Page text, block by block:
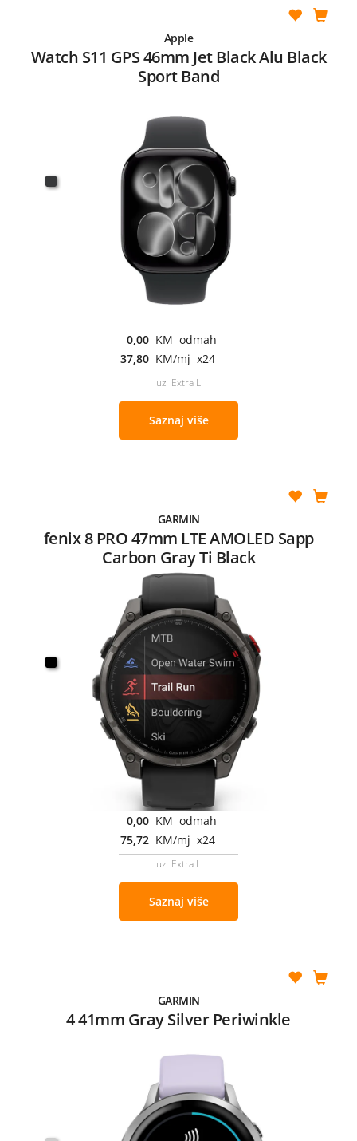
Apple
Watch S11 GPS 46mm Jet Black Alu Black
Sport Band
0,00 KM odmah
37,80 KM/mj x24
uz Extra L
Saznaj više
GARMIN
fenix 8 PRO 47mm LTE AMOLED Sapp
Carbon Gray Ti Black
0,00 KM odmah
75,72 KM/mj x24
uz Extra L
Saznaj više
GARMIN
4 41mm Gray Silver Periwinkle